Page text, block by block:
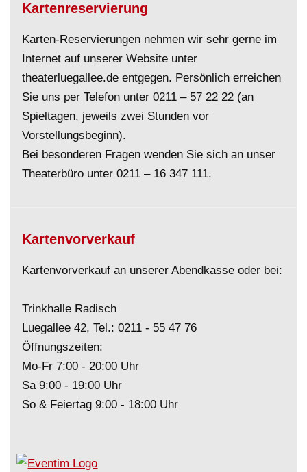
Kartenreservierung
Karten-Reservierungen nehmen wir sehr gerne im
Internet auf unserer Website unter
theaterluegallee.de entgegen. Persönlich erreichen
Sie uns per Telefon unter0211 – 57 22 22 (an
Spieltagen, jeweils zwei Stunden vor
Vorstellungsbeginn).
Bei besonderen Fragen wenden Sie sich an unser
Theaterbüro unter0211 – 16 347 111.
Kartenvorverkauf
Kartenvorverkauf an unserer Abendkasse oder bei:
Trinkhalle Radisch
Luegallee 42, Tel.:0211 - 55 47 76
Öffnungszeiten:
Mo-Fr 7:00 - 20:00 Uhr
Sa 9:00 - 19:00 Uhr
So & Feiertag 9:00 - 18:00 Uhr